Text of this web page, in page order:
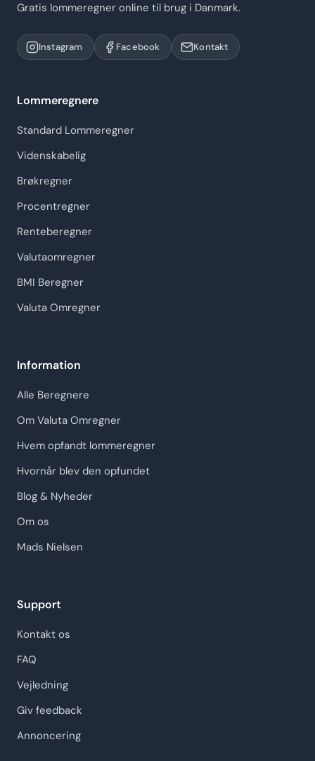
Gratis lommeregner online til brug i Danmark.
Instagram Facebook Kontakt
Lommeregnere
Standard Lommeregner
Videnskabelig
Brøkregner
Procentregner
Renteberegner
Valutaomregner
BMI Beregner
Valuta Omregner
Information
Alle Beregnere
Om Valuta Omregner
Hvem opfandt lommeregner
Hvornår blev den opfundet
Blog & Nyheder
Om os
Mads Nielsen
Support
Kontakt os
FAQ
Vejledning
Giv feedback
Annoncering